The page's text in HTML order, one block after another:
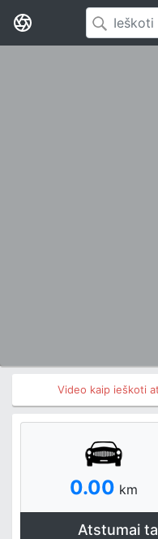
Video kaip ieškoti
0.00 km
Atstumai